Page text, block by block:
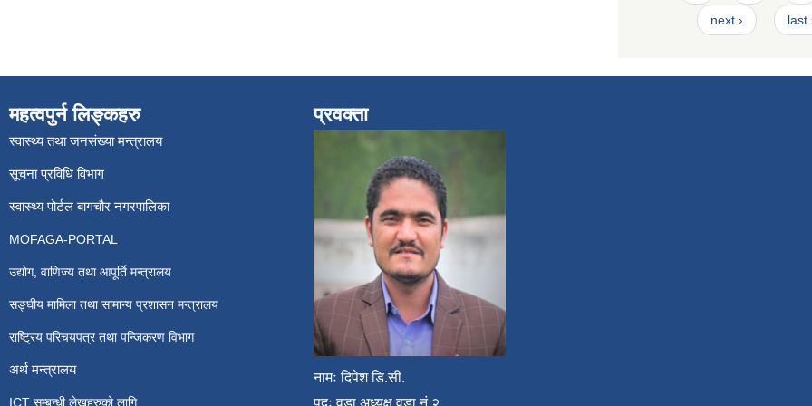
next › last
महत्वपुर्न लिङ्कहरु
स्वास्थ्य तथा जनसंख्या मन्त्रालय
सूचना प्रविधि विभाग
स्वास्थ्य पोर्टल बागचौर नगरपालिका
MOFAGA-PORTAL
उद्योग, वाणिज्य तथा आपूर्ति मन्त्रालय
सङ्घीय मामिला तथा सामान्य प्रशासन मन्त्रालय
राष्ट्रिय परिचयपत्र तथा पन्जिकरण विभाग
अर्थ मन्त्रालय
ICT सम्बन्धी लेखहरुको लागि
प्रवक्ता
नामः दिपेश डि.सी.
पदः वडा अध्यक्ष वडा नं.२